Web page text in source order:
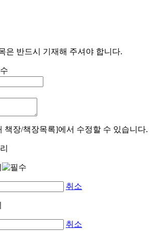
은 반드시 기재해 주셔야 합니다.
책장/책장목록]에서 수정할 수 있습니다.
취소
취소